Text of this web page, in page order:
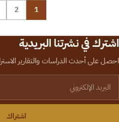
1
2
اشترك في نشرتنا البريدية
احصل على أحدث الدراسات والتقارير
اشتراك